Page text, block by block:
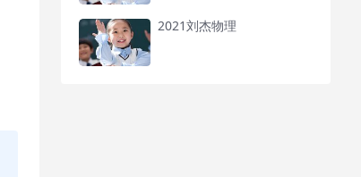
2021刘杰物理